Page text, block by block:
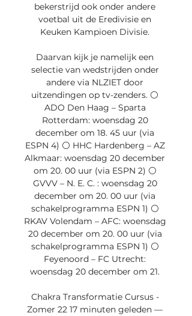
bekerstrijd ook onder andere
voetbal uit de Eredivisie en
Keuken Kampioen Divisie.
Daarvan kijk je namelijk een
selectie van wedstrijden onder
andere via NLZIET door
uitzendingen op tv-zenders. ⚪️
ADO Den Haag – Sparta
Rotterdam: woensdag 20
december om 18. 45 uur (via
ESPN 4) ⚪️ HHC Hardenberg – AZ
Alkmaar: woensdag 20 december
om 20. 00 uur (via ESPN 2) ⚪️
GVVV – N. E. C. : woensdag 20
december om 20. 00 uur (via
schakelprogramma ESPN 1) ⚪️
RKAV Volendam – AFC: woensdag
20 december om 20. 00 uur (via
schakelprogramma ESPN 1) ⚪️
Feyenoord – FC Utrecht:
woensdag 20 december om 21.
Chakra Transformatie Cursus -
Zomer 22 17 minuten geleden —